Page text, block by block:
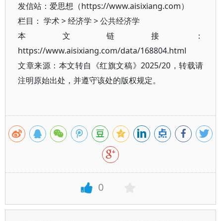
发信站：爱思想（https://www.aisixiang.com）
栏目： 学术>经济学 >公共经济学
本文链接：
https://www.aisixiang.com/data/168804.html
文章来源：本文转自《红旗文稿》2025/20，转载请
注明原始出处，并遵守该处的版权规定。
0